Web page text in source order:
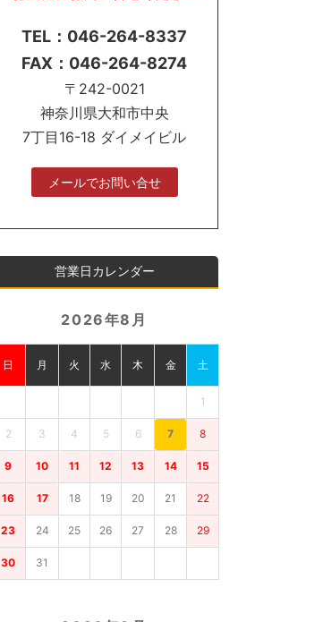
TEL：046-264-8337
FAX：046-264-8274
〒242-0021
神奈川県大和市中央
7丁目16-18 ダイメイビル
メールでお問い合せ
営業日カレンダー
2026年8月
日 月 火 水 木 金 土
1
2 3 4 5 6 7 8
9 10 11 12 13 14 15
16 17 18 19 20 21 22
23 24 25 26 27 28 29
30 31